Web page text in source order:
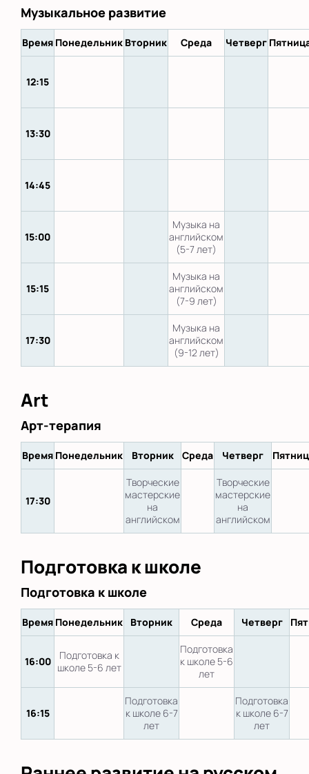
Музыкальное развитие
Время Понедельник Вторник Среда Четверг
12:15
13:30
14:45
15:00
Музыка на
английском
(5-7 лет)
15:15
Музыка на
английском
(7-9 лет)
17:30
Музыка на
английском
(9-12 лет)
Art
Арт-терапия
Время Понедельник Вторник Среда Четверг
17:30
Творческие
мастерские
на
английском
Творческие
мастерские
на
английском
Подготовка к школе
Подготовка к школе
Время Понедельник Вторник Среда Четверг
16:00
Подготовка к
школе 5-6 лет
Подготовка
к школе 5-6
лет
16:15
Подготовка
к школе 6-7
лет
Подготовка
к школе 6-7
лет